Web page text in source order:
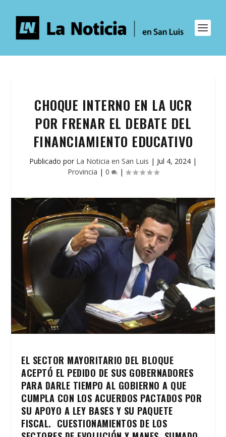
CHOQUE INTERNO EN LA UCR
POR FRENAR EL DEBATE DEL
FINANCIAMIENTO EDUCATIVO
Publicado por La Noticia en San Luis | Jul 4, 2024 |
Provincia | 0 |
EL SECTOR MAYORITARIO DEL BLOQUE
ACEPTÓ EL PEDIDO DE SUS GOBERNADORES
PARA DARLE TIEMPO AL GOBIERNO A QUE
CUMPLA CON LOS ACUERDOS PACTADOS POR
SU APOYO A LEY BASES Y SU PAQUETE
FISCAL. CUESTIONAMIENTOS DE LOS